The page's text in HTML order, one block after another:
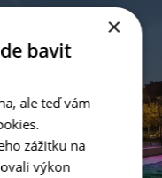
×
bavit
ale teď vám
zážitku na
výkon